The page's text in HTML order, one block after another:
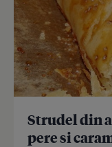
Strudel din
pere si